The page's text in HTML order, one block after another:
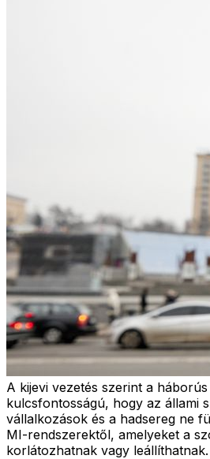
A kijevi vezetés szerint a
kulcsfontosságú, hogy az állami
vállalkozások és a hadsereg ne
MI-rendszerektől, amelyeket a
korlátozhatnak vagy leállíthatnak.